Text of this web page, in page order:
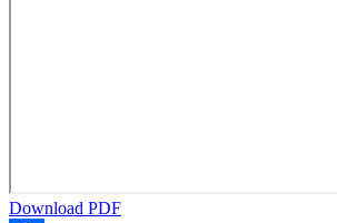
Download PDF